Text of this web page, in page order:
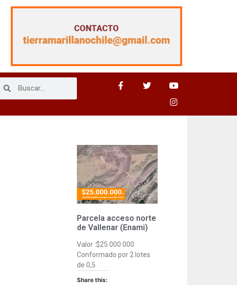
Parcela acceso norte
de Vallenar (Enami)
Valor :$25.000.000
Conformado por 2 lotes
de 0,5
Share this: